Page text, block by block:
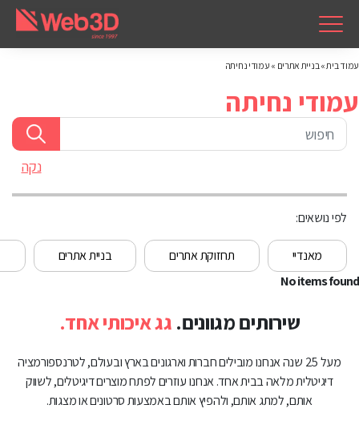
עמוד בית»בניית אתרים » עמודי נחיתה
עמודי נחיתה
נקה
לפי נושאים:
תחזוקת אתרים בניית אתרים מאנדיי
No items found
שירותים מגוונים. גג איכותי אחד.
מעל 25 שנה אנחנו מובילים חברות וארגונים בארץ ובעולם, לטרנספורמציה
דיגיטלית מלאה בבית אחד. אנחנו עוזרים לפתח מוצרים דיגיטלים, לשווק
אותם, למתג אותם, ולהפיץ אותם באמצעות סרטונים או מצגות.